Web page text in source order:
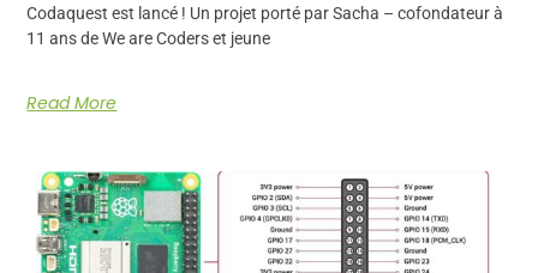
Codaquest est lancé ! Un projet porté par Sacha – cofondateur à
11 ans de We are Coders et jeune
Read More